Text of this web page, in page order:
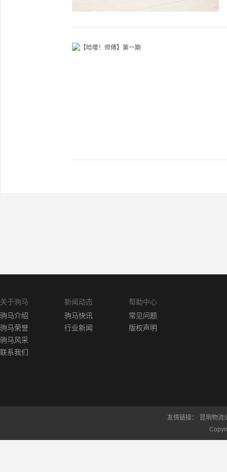
关于驹马
驹马介绍
驹马荣誉
驹马风采
联系我们
新闻动态
驹马快讯
行业新闻
帮助中心
常见问题
版权声明
友情链接：
昆明物流